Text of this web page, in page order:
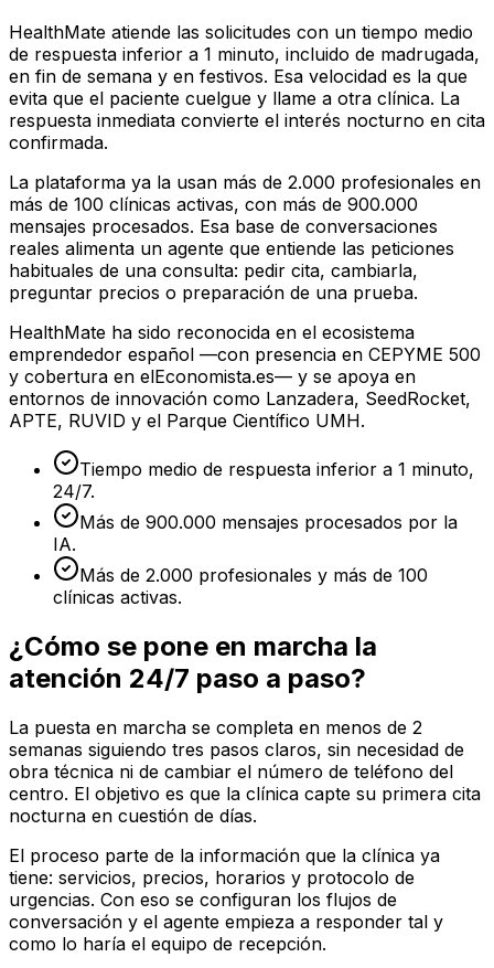
HealthMate atiende las solicitudes con un tiempo medio
de respuesta inferior a 1 minuto, incluido de madrugada,
en fin de semana y en festivos. Esa velocidad es la que
evita que el paciente cuelgue y llame a otra clínica. La
respuesta inmediata convierte el interés nocturno en cita
confirmada.
La plataforma ya la usan más de 2.000 profesionales en
más de 100 clínicas activas, con más de 900.000
mensajes procesados. Esa base de conversaciones
reales alimenta un agente que entiende las peticiones
habituales de una consulta: pedir cita, cambiarla,
preguntar precios o preparación de una prueba.
HealthMate ha sido reconocida en el ecosistema
emprendedor español —con presencia en CEPYME 500
y cobertura en elEconomista.es— y se apoya en
entornos de innovación como Lanzadera, SeedRocket,
APTE, RUVID y el Parque Científico UMH.
Tiempo medio de respuesta inferior a 1 minuto,
24/7.
Más de 900.000 mensajes procesados por la
IA.
Más de 2.000 profesionales y más de 100
clínicas activas.
¿Cómo se pone en marcha la
atención 24/7 paso a paso?
La puesta en marcha se completa en menos de 2
semanas siguiendo tres pasos claros, sin necesidad de
obra técnica ni de cambiar el número de teléfono del
centro. El objetivo es que la clínica capte su primera cita
nocturna en cuestión de días.
El proceso parte de la información que la clínica ya
tiene: servicios, precios, horarios y protocolo de
urgencias. Con eso se configuran los flujos de
conversación y el agente empieza a responder tal y
como lo haría el equipo de recepción.